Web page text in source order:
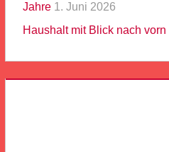
Jahre 1. Juni 2026
Haushalt mit Blick nach vorn